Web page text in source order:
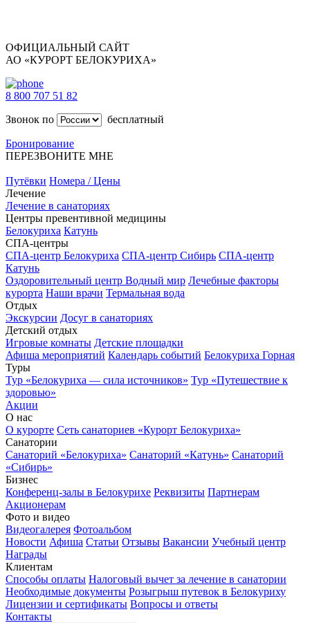
ОФИЦИАЛЬНЫЙ САЙТ
АО «КУРОРТ БЕЛОКУРИХА»
8 800 707 51 82
Звонок по
бесплатный
Бронирование
ПЕРЕЗВОНИТЕ МНЕ
Путёвки Номера / Цены
Лечение
Лечение в санаториях
Центры превентивной медицины
Белокуриха Катунь
СПА-центры
СПА-центр Белокуриха СПА-центр Сибирь СПА-центр
Катунь
Оздоровительный центр Водный мир Лечебные факторы
курорта Наши врачи Термальная вода
Отдых
Экскурсии Досуг в санаториях
Детский отдых
Игровые комнаты Детские площадки
Афиша мероприятий Календарь событий Белокуриха Горная
Туры
Тур «Белокуриха — сила источников» Тур «Путешествие к
здоровью»
Акции
О нас
О курорте Сеть санаториев «Курорт Белокуриха»
Санатории
Санаторий «Белокуриха» Санаторий «Катунь» Санаторий
«Сибирь»
Бизнес
Конференц-залы в Белокурихе Реквизиты Партнерам
Акционерам
Фото и видео
Видеогалерея Фотоальбом
Новости Афиша Статьи Отзывы Вакансии Учебный центр
Награды
Клиентам
Способы оплаты Налоговый вычет за лечение в санатории
Необходимые документы Розыгрыш путевок в Белокуриху
Лицензии и сертификаты Вопросы и ответы
Контакты